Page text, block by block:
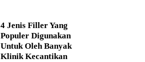
4 Jenis Filler Yang
Populer Digunakan
Untuk Oleh Banyak
Klinik Kecantikan